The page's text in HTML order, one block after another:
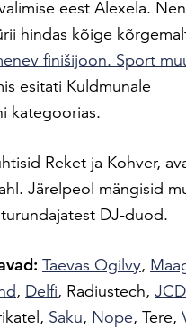
eest Alexela.
hindas kõige
finišijoon. Sport
esitati Kuldmunale
kategoorias.
Reket ja Kohver,
Järelpeol mängisid
DJ-duod.
Taevas Ogilvy,
, Delfi, Radiustech,
Saku, Nope, Tere,